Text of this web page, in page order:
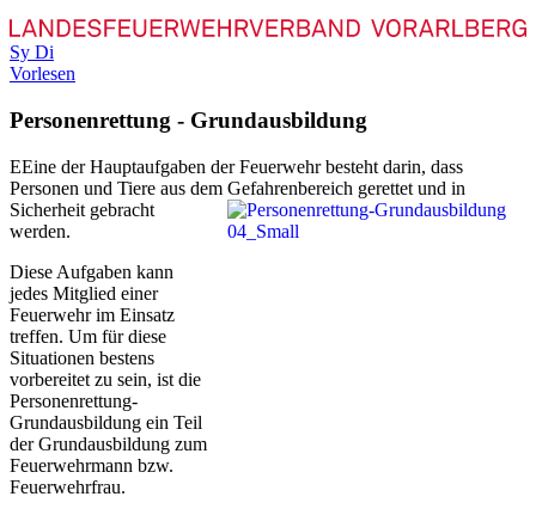
Sy Di
Vorlesen
Personenrettung - Grundausbildung
EEine der Hauptaufgaben der Feuerwehr besteht darin, dass
Personen und Tiere aus dem Gefahrenbereich gerettet und in
Sicherheit gebracht
werden.
Diese Aufgaben kann
jedes Mitglied einer
Feuerwehr im Einsatz
treffen. Um für diese
Situationen bestens
vorbereitet zu sein, ist die
Personenrettung-
Grundausbildung ein Teil
der Grundausbildung zum
Feuerwehrmann bzw.
Feuerwehrfrau.